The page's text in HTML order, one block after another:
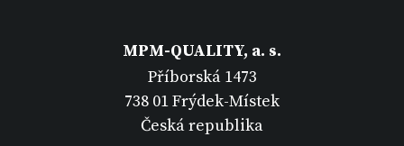
MPM-QUALITY, a. s.
Příborská 1473
738 01 Frýdek-Místek
Česká republika